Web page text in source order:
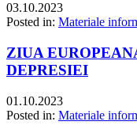
03.10.2023
Posted in: Materiale
ZIUA
DEPRESIEI
01.10.2023
Posted in: Materiale